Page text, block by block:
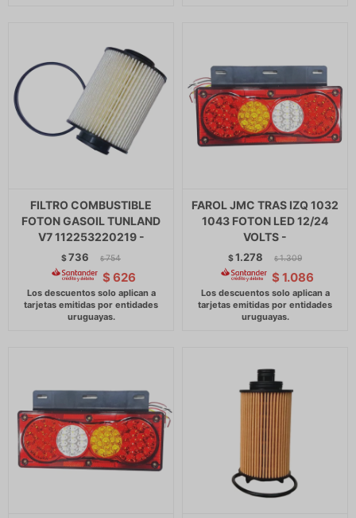
FILTRO COMBUSTIBLE
FOTON GASOIL TUNLAND
V7 112253220219 -
$736 $ 754
$ 626
FAROL JMC TRAS IZQ 1032
1043 FOTON LED 12/24
VOLTS -
$1.278 $ 1.309
$ 1.086